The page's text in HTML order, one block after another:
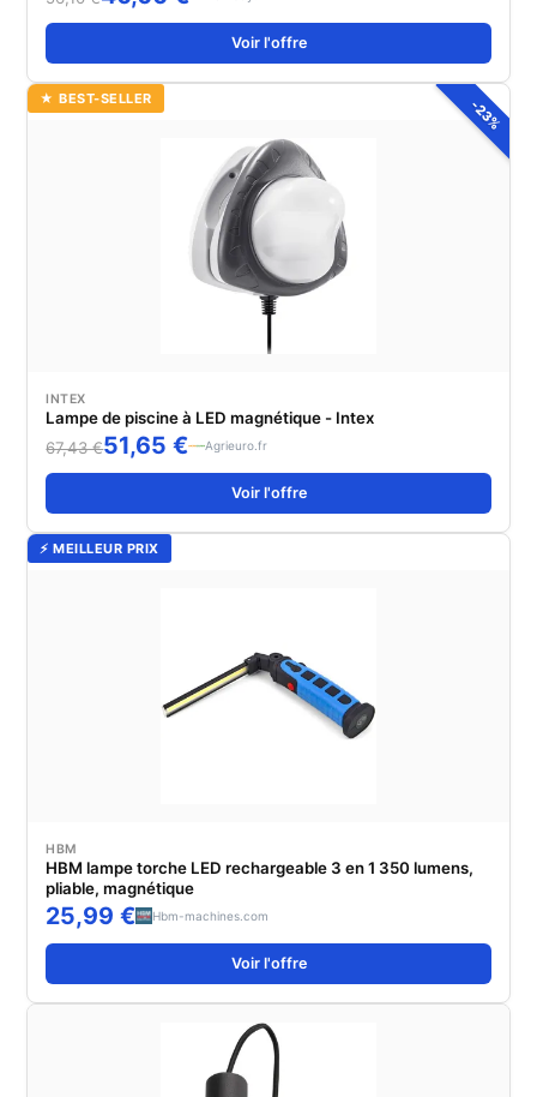
Voir l'offre
-23%
★ BEST-SELLER
INTEX
Lampe de piscine à LED magnétique - Intex
67,43 €51,65 € Agrieuro.fr
Voir l'offre
⚡ MEILLEUR PRIX
HBM
HBM lampe torche LED rechargeable 3 en 1 350 lumens,
pliable, magnétique
25,99 € Hbm-machines.com
Voir l'offre